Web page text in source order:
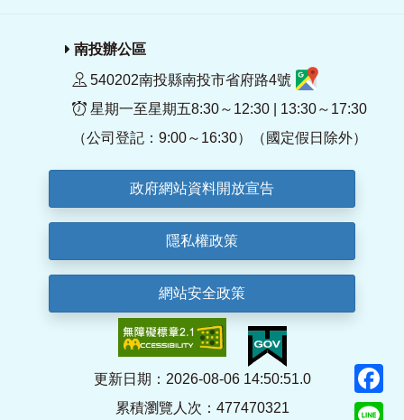
南投辦公區
540202南投縣南投市省府路4號
星期一至星期五8:30～12:30 | 13:30～17:30
（公司登記：9:00～16:30）（國定假日除外）
政府網站資料開放宣告
隱私權政策
網站安全政策
更新日期：2026-08-06 14:50:51.0
累積瀏覽人次：477470321